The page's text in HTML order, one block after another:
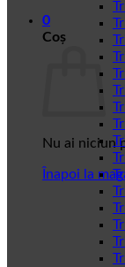
0
Coș
Nu ai niciun
Înapoi la